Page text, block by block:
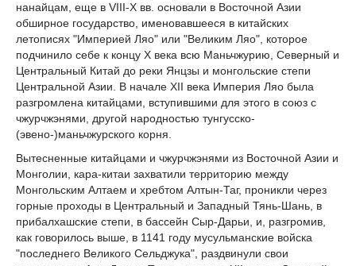
нанайцам, еще в VIII-X вв. основали в Восточной Азии
обширное государство, именовавшееся в китайских
летописях "Империей Ляо" или "Великим Ляо", которое
подчинило себе к концу Х века всю Маньчжурию, Северный и
Центральный Китай до реки Янцзы и монгольские степи
Центральной Азии. В начале XII века Империя Ляо была
разгромлена китайцами, вступившими для этого в союз с
чжурчжэнями, другой народностью тунгусско-
(эвено-)маньчжурского корня.
Вытесненные китайцами и чжурчжэнями из Восточной Азии и
Монголии, кара-китаи захватили территорию между
Монгольским Алтаем и хребтом Алтын-Таг, проникли через
горные проходы в Центральный и Западный Тянь-Шань, в
прибалхашские степи, в бассейн Сыр-Дарьи, и, разгромив,
как говорилось выше, в 1141 году мусульманские войска
"последнего Великого Сельджука", раздвинули свои